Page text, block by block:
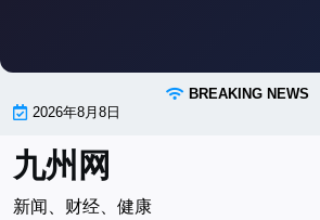
content
BREAKING NEWS
2026年8月8日
九州网
新闻、财经、健康